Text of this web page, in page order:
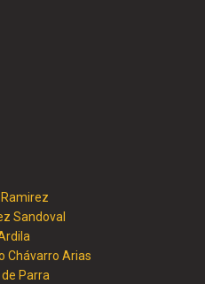
Sandoval
Chávarro Arias
Parra